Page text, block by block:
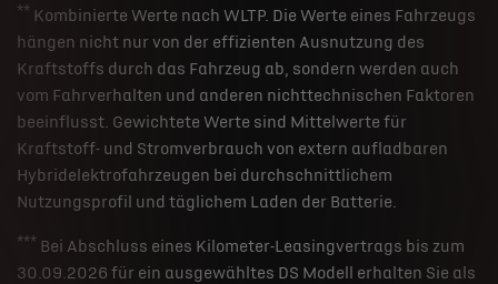
** Kombinierte Werte nach WLTP. Die Werte eines Fahrzeugs
hängen nicht nur von der effizienten Ausnutzung des
Kraftstoffs durch das Fahrzeug ab, sondern werden auch
vom Fahrverhalten und anderen nichttechnischen Faktoren
beeinflusst. Gewichtete Werte sind Mittelwerte für
Kraftstoff- und Stromverbrauch von extern aufladbaren
Hybridelektrofahrzeugen bei durchschnittlichem
Nutzungsprofil und täglichem Laden der Batterie.
*** Bei Abschluss eines Kilometer-Leasingvertrags bis zum
30.09.2026 für ein ausgewähltes DS Modell erhalten Sie als